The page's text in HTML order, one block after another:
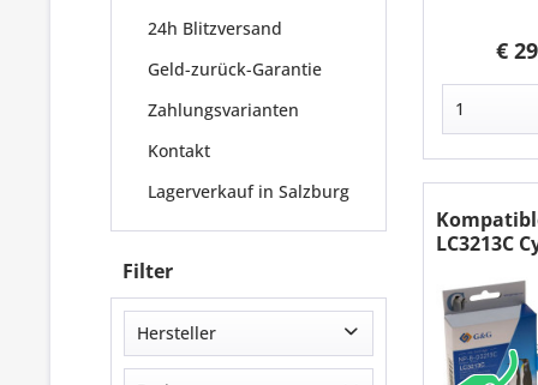
24h Blitzversand
Geld-zurück-Garantie
Zahlungsvarianten
Kontakt
Lagerverkauf in Salzburg
Filter
Hersteller
€
LC3213C